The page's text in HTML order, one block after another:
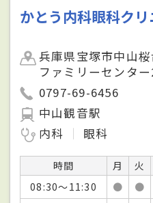
かとう内科眼科クリ
兵庫県宝塚市中山
ファミリーセンター
0797-69-6456
中山観音駅
内科
眼科
時間 月 火
08:30～11:30
● ●